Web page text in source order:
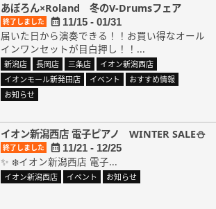
あぽろん×Roland 冬のV-Drumsフェア
終了しました 11/15 - 01/31
届いた日から演奏できる！！お買い得なオール
インワンセットが目白押し！！...
新潟店 長岡店 三条店
イオン新潟西店
イオンモール新発田店
イベント
おすすめ情報
お知らせ
イオン新潟西店 電子ピアノ WINTER SALE⛄
終了しました 11/21 - 12/25
✨ ❄️イオン新潟西店 電子...
イオン新潟西店 イベント お知らせ